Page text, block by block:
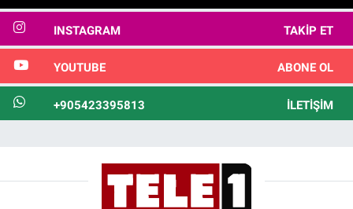
INSTAGRAM TAKIP ET
YOUTUBE ABONE OL
+905423395813 İLETIŞIM